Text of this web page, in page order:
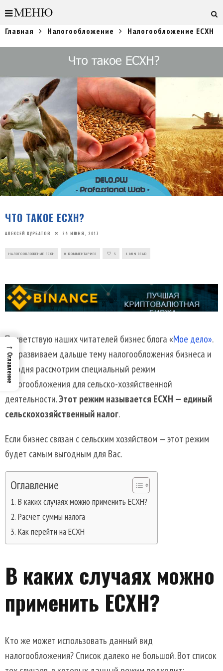
Главная Налогообложение Налогообложение ЕСХН
ЧТО ТАКОЕ ЕСХН?
АЛЕКСЕЙ КУРБАТОВ 24 ИЮНЯ, 2017
НАЛОГООБЛОЖЕНИЕ ЕСХН 0 КОММЕНТАРИЕВ 3 1 MIN READ
Приветствую наших читателей бизнес блога «Мое дело».
Мы развиваем дальше тему налогообложения бизнеса и
сегодня рассмотрим специальный режим
налогообложения для сельско-хозяйственной
деятельности.Этот режим называется ЕСХН — единый
сельскохозяйственный налог.
Если бизнес связан с сельским хозяйством — этот режим
будет самым выгодным для Вас.
Оглавление
В каких случаях можно применить ЕСХН?
Расчет суммы налога
Как перейти на ЕСХН
В каких случаях можно
применить ЕСХН?
Кто же может использовать данный вид
налогообложения? Список далеко не большой. Вот список
→
Оглавление